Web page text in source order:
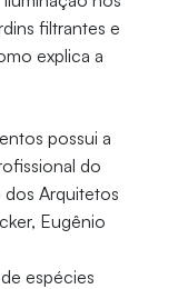
filtrantes e
explica a
possui a
do
dos Arquitetos
Eugênio
espécies